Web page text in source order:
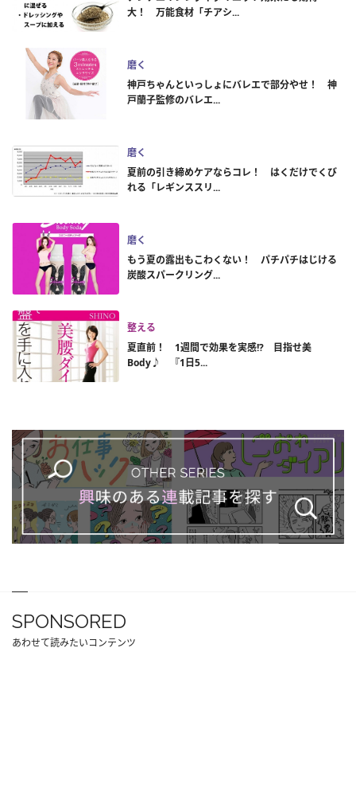
大！ 万能食材「チアシ...
磨く
神戸ちゃんといっしょにバレエで部分やせ！ 神
戸蘭子監修のバレエ...
磨く
夏前の引き締めケアならコレ！ はくだけでくび
れる「レギンススリ...
磨く
もう夏の露出もこわくない！ パチパチはじける
炭酸スパークリング...
整える
夏直前！ 1週間で効果を実感!? 目指せ美
Body♪ 『1日5...
SPONSORED
あわせて読みたいコンテンツ